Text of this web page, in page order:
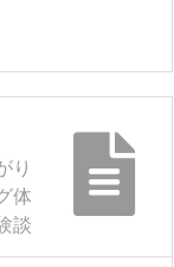
り
体
談